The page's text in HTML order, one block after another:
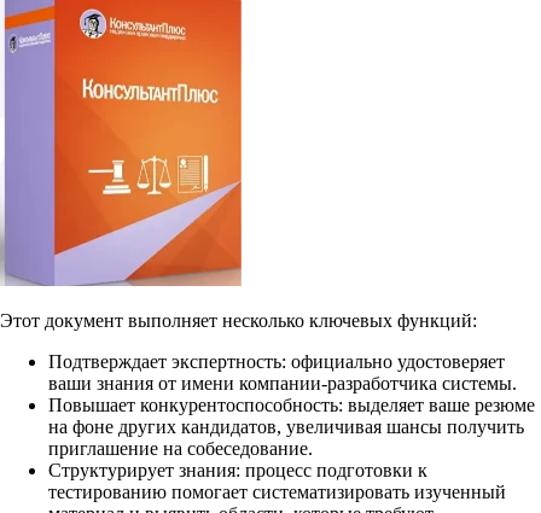
Этот документ выполняет несколько ключевых функций:
Подтверждает экспертность: официально удостоверяет
ваши знания от имени компании-разработчика системы.
Повышает конкурентоспособность: выделяет ваше резюме
на фоне других кандидатов, увеличивая шансы получить
приглашение на собеседование.
Структурирует знания: процесс подготовки к
тестированию помогает систематизировать изученный